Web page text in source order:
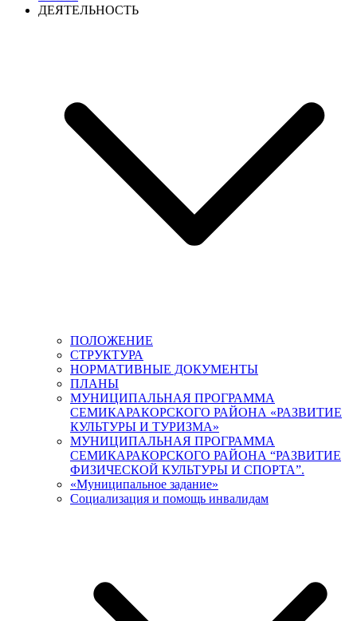
ДЕЯТЕЛЬНОСТЬ
ПОЛОЖЕНИЕ
СТРУКТУРА
НОРМАТИВНЫЕ ДОКУМЕНТЫ
ПЛАНЫ
МУНИЦИПАЛЬНАЯ ПРОГРАММА
СЕМИКАРАКОРСКОГО РАЙОНА «РАЗВИТИЕ
КУЛЬТУРЫ И ТУРИЗМА»
МУНИЦИПАЛЬНАЯ ПРОГРАММА
СЕМИКАРАКОРСКОГО РАЙОНА “РАЗВИТИЕ
ФИЗИЧЕСКОЙ КУЛЬТУРЫ И СПОРТА”.
«Муниципальное задание»
Социализация и помощь инвалидам